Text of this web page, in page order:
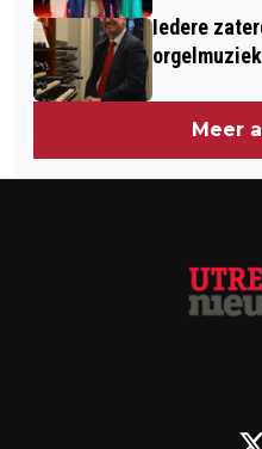
Iedere
Meer